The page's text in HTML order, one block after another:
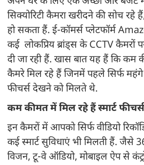
सिक्योरिटी कैमरा खरीदने की सोच रहे
हो सकता हैं. ई-कॉमर्स प्लेटफॉर्म
कई लोकप्रिय ब्रांड्स के CCTV कैमरों
दी जा रही हैं. खास बात यह हैं कि कम
कैमरे मिल रहे हैं जिनमें पहले सिर्फ
फीचर्स देखने को मिलते थे.
कम कीमत में मिल रहे हैं स्मार्ट फीचर्स
इन कैमरों में आपको सिर्फ वीडियो
कई स्मार्ट सुविधाएं भी मिलती हैं. जैसे
विजन, टू-वे ऑडियो, मोबाइल ऐप से